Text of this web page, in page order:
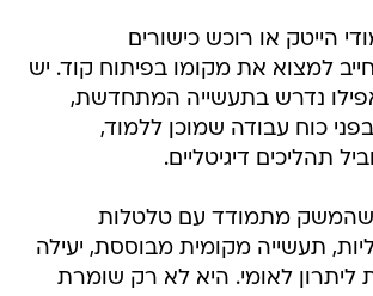
הייטק או רוכש כישורים
חייב למצוא את מקומו בפיתוח קוד. יש
נדרש בתעשייה המתחדשת,
כוח עבודה שמוכן ללמוד,
תהליכים דיגיטליים.
כשהמשק מתמודד עם טלטלות
תעשייה מקומית מבוססת, יעילה
ליתרון לאומי. היא לא רק שומרת